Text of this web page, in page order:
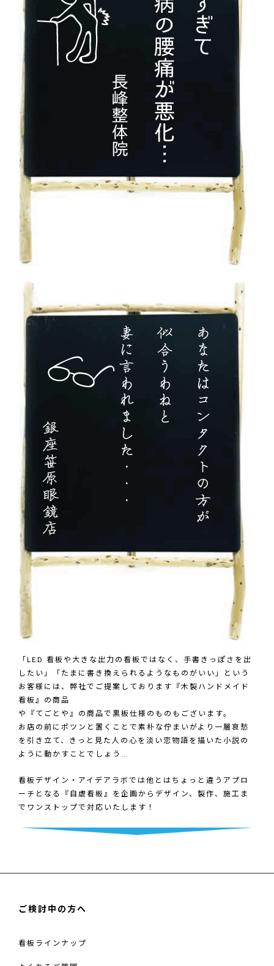
「LED 看板や大きな出力の看板ではなく、手書きっぽさを出
したい」「たまに書き換えられるようなものがいい」という
お客様には、弊社でご提案しております『木製ハンドメイド
看板』の商品
や
『てごとや』 の商品で黒板仕様のものもございます。
お店の前にポツンと置くことで素朴な佇まいがより一層哀愁
を引き立て、きっと見た人の心を淡い恋物語を描いた小説の
ように動かすことでしょう…
看板デザイン・アイデアラボでは他とはちょっと違うアプロ
ーチとなる『自虐看板』を企画からデザイン、製作、施工ま
でワンストップで対応いたします！
ご検討中の方へ
看板ラインナップ